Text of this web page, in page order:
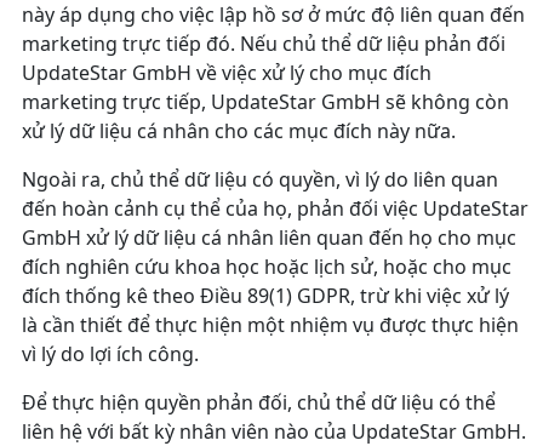
này áp dụng cho việc lập hồ sơ ở mức độ liên quan đến
marketing trực tiếp đó. Nếu chủ thể dữ liệu phản đối
UpdateStar GmbH về việc xử lý cho mục đích
marketing trực tiếp, UpdateStar GmbH sẽ không còn
xử lý dữ liệu cá nhân cho các mục đích này nữa.
Ngoài ra, chủ thể dữ liệu có quyền, vì lý do liên quan
đến hoàn cảnh cụ thể của họ, phản đối việc UpdateStar
GmbH xử lý dữ liệu cá nhân liên quan đến họ cho mục
đích nghiên cứu khoa học hoặc lịch sử, hoặc cho mục
đích thống kê theo Điều 89(1) GDPR, trừ khi việc xử lý
là cần thiết để thực hiện một nhiệm vụ được thực hiện
vì lý do lợi ích công.
Để thực hiện quyền phản đối, chủ thể dữ liệu có thể
liên hệ với bất kỳ nhân viên nào của UpdateStar GmbH.